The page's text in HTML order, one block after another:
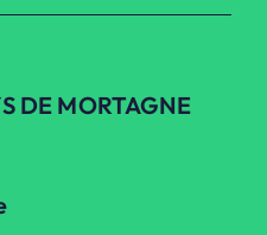
DE MORTAGNE